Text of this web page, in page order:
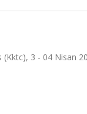
3 - 04 Nisan